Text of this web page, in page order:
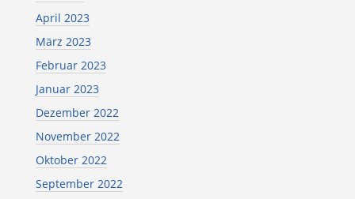
April 2023
März 2023
Februar 2023
Januar 2023
Dezember 2022
November 2022
Oktober 2022
September 2022